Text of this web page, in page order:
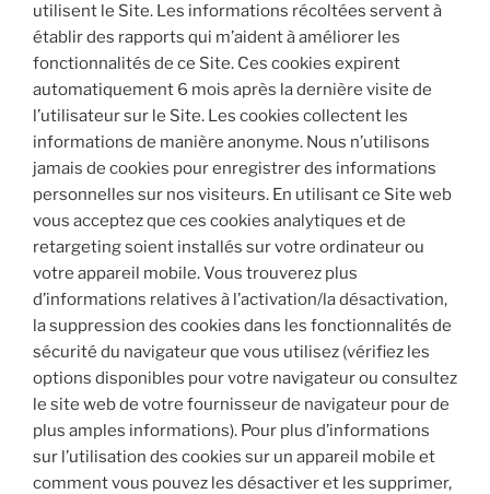
utilisent le Site. Les informations récoltées servent à
établir des rapports qui m’aident à améliorer les
fonctionnalités de ce Site. Ces cookies expirent
automatiquement 6 mois après la dernière visite de
l’utilisateur sur le Site. Les cookies collectent les
informations de manière anonyme. Nous n’utilisons
jamais de cookies pour enregistrer des informations
personnelles sur nos visiteurs. En utilisant ce Site web
vous acceptez que ces cookies analytiques et de
retargeting soient installés sur votre ordinateur ou
votre appareil mobile. Vous trouverez plus
d’informations relatives à l’activation/la désactivation,
la suppression des cookies dans les fonctionnalités de
sécurité du navigateur que vous utilisez (vérifiez les
options disponibles pour votre navigateur ou consultez
le site web de votre fournisseur de navigateur pour de
plus amples informations). Pour plus d’informations
sur l’utilisation des cookies sur un appareil mobile et
comment vous pouvez les désactiver et les supprimer,